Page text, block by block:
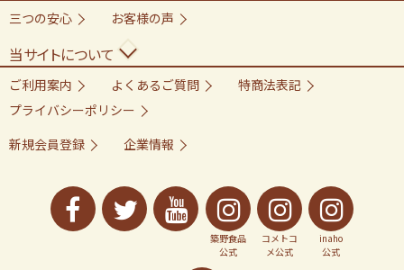
三つの安心 お客様の声
当サイトについて
ご利用案内 よくあるご質問
特商法表記
プライバシーポリシー
新規会員登録
企業情報
築野食品
公式
コメトコ
メ公式
inaho
公式